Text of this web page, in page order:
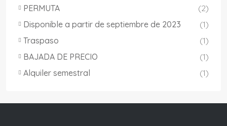
PERMUTA
(2)
Disponible a partir de septiembre de 2023
(1)
Traspaso
(1)
BAJADA DE PRECIO
(1)
Alquiler semestral
(1)